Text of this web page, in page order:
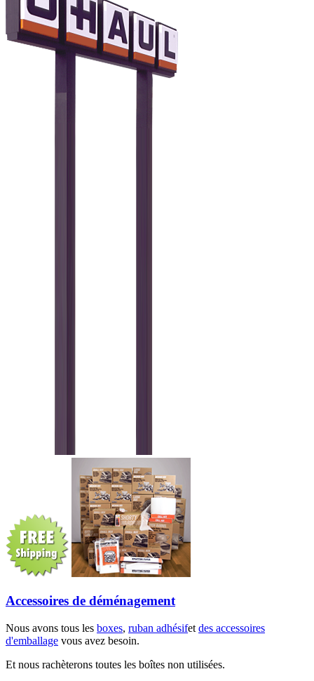
Accessoires de déménagement
Nous avons tous les boxes, ruban adhésifet des accessoires
d'emballage vous avez besoin.
Et nous rachèterons toutes les boîtes non utilisées.